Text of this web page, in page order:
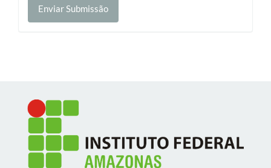
Submissão
Enviar Submissão